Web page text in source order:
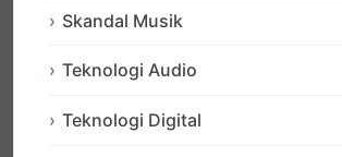
Skandal Musik
Teknologi Audio
Teknologi Digital